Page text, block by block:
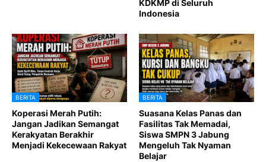
KDKMP di Seluruh
Indonesia
BERITA
Koperasi Merah Putih:
Jangan Jadikan Semangat
Kerakyatan Berakhir
Menjadi Kekecewaan Rakyat
BERITA
Suasana Kelas Panas dan
Fasilitas Tak Memadai,
Siswa SMPN 3 Jabung
Mengeluh Tak Nyaman
Belajar